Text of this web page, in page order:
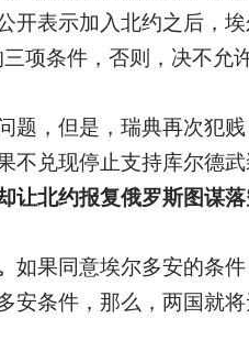
开表示加入北约之后，
项条件，否则，决不允
题，但是，瑞典再次犯
兑现停止支持库尔德
北约报复俄罗斯图谋落
如果同意埃尔多安的条
安条件，那么，两国就